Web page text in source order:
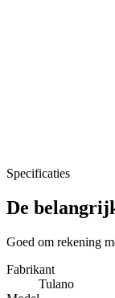
Specificaties
De
Goed om rekening
Fabrikant
Tulano